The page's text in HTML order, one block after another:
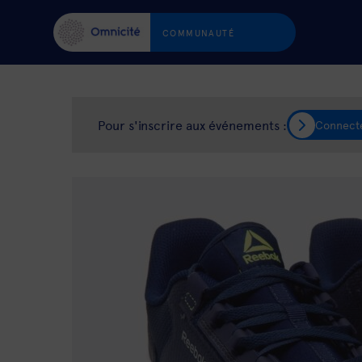
COMMUNAUTÉ
Pour s'inscrire aux événements :